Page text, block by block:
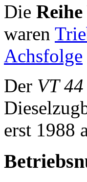
Die
waren
Achsfolge
Der VT 44
erst 1988